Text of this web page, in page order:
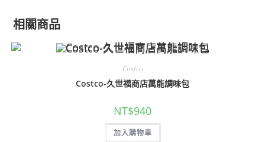
相關商品
Costco
Costco-久世福商店萬能調味包
NT$940
加入購物車